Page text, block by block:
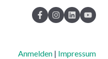
Anmelden | Impressum